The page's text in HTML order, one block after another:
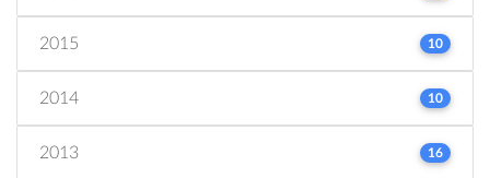
2015 10
2014 10
2013 16